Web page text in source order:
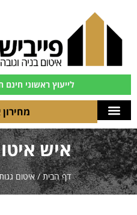
לייעוץ ראשוני חינם חייגו:
מחירון
איש
דף הבית/איטום